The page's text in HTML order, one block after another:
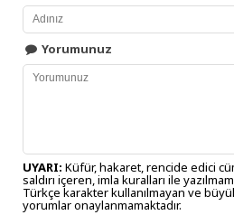
Yorumunuz
UYARI: Küfür, hakaret, rencide edici
saldırı içeren, imla kuralları ile
Türkçe karakter kullanılmayan ve
yorumlar onaylanmamaktadır.